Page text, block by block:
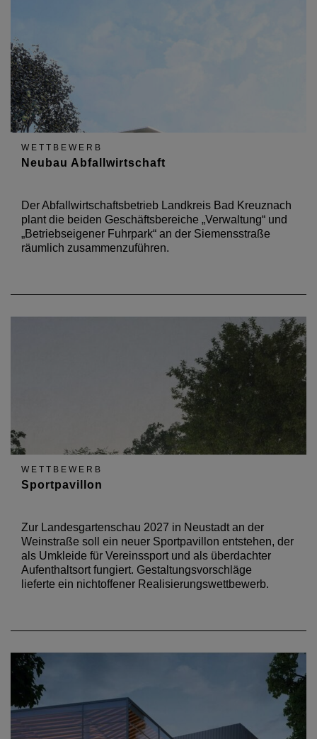
WETTBEWERB
Neubau Abfallwirtschaft
Der Abfallwirtschaftsbetrieb Landkreis Bad Kreuznach
plant die beiden Geschäftsbereiche „Verwaltung“ und
„Betriebseigener Fuhrpark“ an der Siemensstraße
räumlich zusammenzuführen.
WETTBEWERB
Sportpavillon
Zur Landesgartenschau 2027 in Neustadt an der
Weinstraße soll ein neuer Sportpavillon entstehen, der
als Umkleide für Vereinssport und als überdachter
Aufenthaltsort fungiert. Gestaltungsvorschläge
lieferte ein nichtoffener Realisierungswettbewerb.